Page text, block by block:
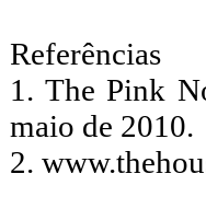
Referências
1. The Pink
maio de 2010.
2.